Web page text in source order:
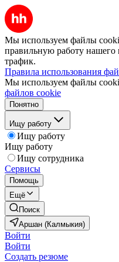
Мы используем файлы
правильную работу нашего
трафик.
Правила использования
Мы используем файлы
файлов cookie
Понятно
Ищу работу
Ищу работу
Ищу работу
Ищу сотрудника
Сервисы
Помощь
Ещё
Поиск
Аршан (Калмыкия)
Войти
Войти
Создать резюме